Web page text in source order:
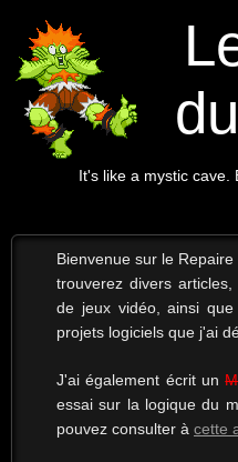
It's like a mystic cave.
Bienvenue sur le
trouverez divers
de jeux vidéo, ainsi
projets logiciels que j'ai
J'ai également écrit un
essai sur la logique du
pouvez consulter à cette